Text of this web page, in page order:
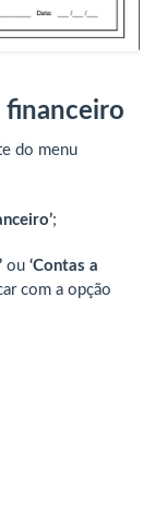
financeiro
do menu
;
ou ‘Contas a
com a opção